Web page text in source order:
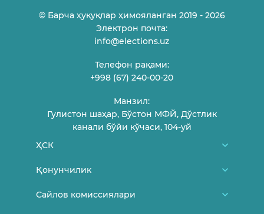
© Барча ҳуқуқлар ҳимояланган 2019 - 2026
Электрон почта:
info@elections.uz
Телефон рақами:
+998 (67) 240-00-20
Манзил:
Гулистон шаҳар, Бўстон МФЙ, Дўстлик
канали бўйи кўчаси, 104-уй
ҲСК
Биз ҳақимизда
Қонунчилик
Ўзбекистон Республикаси Конституцияси
Сайлов комиссиялари